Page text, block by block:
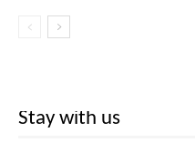
Stay with us